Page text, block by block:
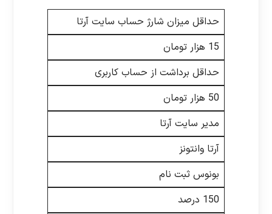
حداقل میزان شارژ حساب سایت آرتا
15 هزار تومان
حداقل برداشت از حساب کاربری
50 هزار تومان
مدیر سایت آرتا
آرتا وانتونز
بونوس ثبت نام
150 درصد